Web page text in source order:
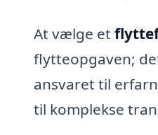
At vælge et
flytteopgaven;
ansvaret til
til komplekse